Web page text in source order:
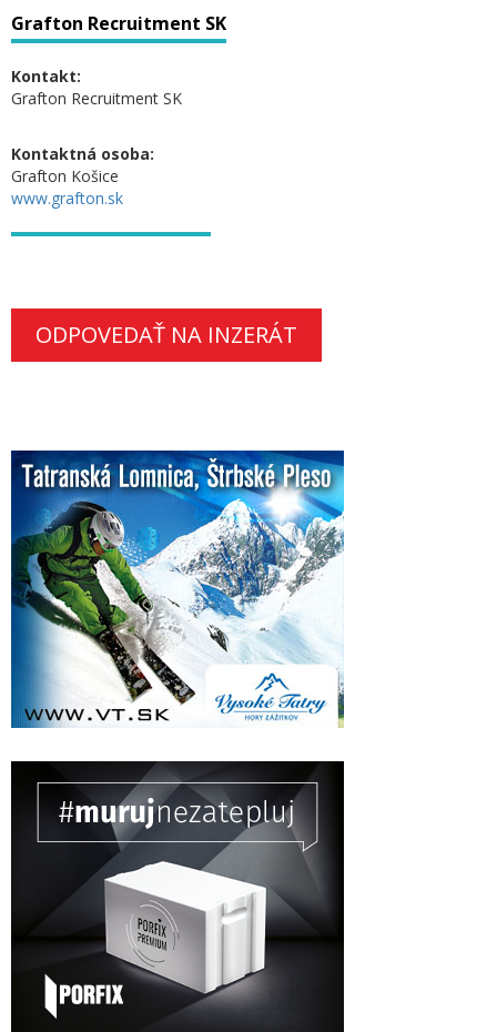
Grafton Recruitment SK
Kontakt:
Grafton Recruitment SK
Kontaktná osoba:
Grafton Košice
www.grafton.sk
ODPOVEDAŤ NA INZERÁT